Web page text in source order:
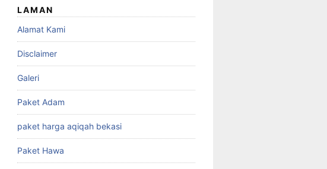
LAMAN
Alamat Kami
Disclaimer
Galeri
Paket Adam
paket harga aqiqah bekasi
Paket Hawa